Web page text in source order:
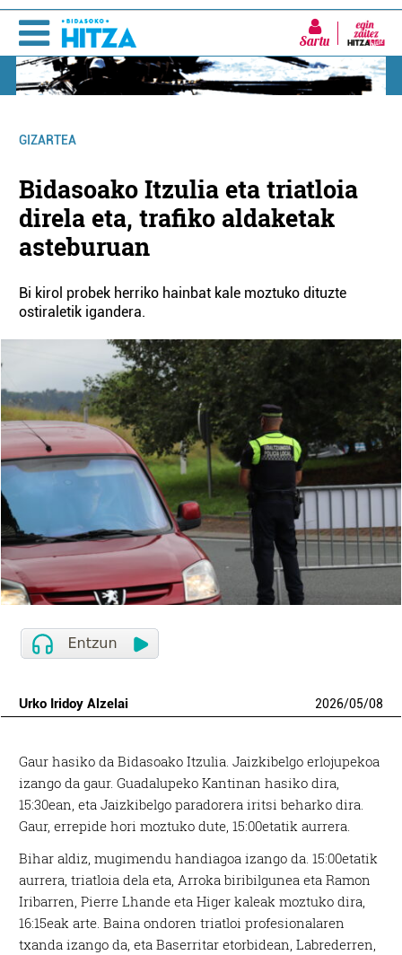
Sartu
GIZARTEA
Bidasoako Itzulia eta triatloia
direla eta, trafiko aldaketak
asteburuan
Bi kirol probek herriko hainbat kale moztuko dituzte
ostiraletik igandera.
Urko Iridoy Alzelai 2026/05/08
Gaur hasiko da Bidasoako Itzulia. Jaizkibelgo erlojupekoa
izango da gaur. Guadalupeko Kantinan hasiko dira,
15:30ean, eta Jaizkibelgo paradorera iritsi beharko dira.
Gaur, errepide hori moztuko dute, 15:00etatik aurrera.
Bihar aldiz, mugimendu handiagoa izango da. 15:00etatik
aurrera, triatloia dela eta, Arroka biribilgunea eta Ramon
Iribarren, Pierre Lhande eta Higer kaleak moztuko dira,
16:15eak arte. Baina ondoren triatloi profesionalaren
txanda izango da, eta Baserritar etorbidean, Labrederren,